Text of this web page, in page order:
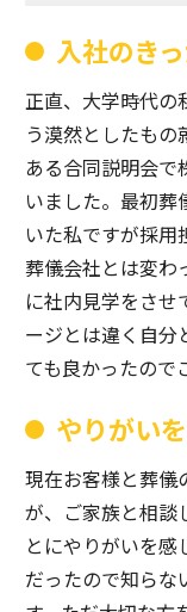
入社のき
正直、大学時代の
う漠然としたも
ある合同説明会
いました。最初葬
いた私ですが採用
葬儀会社とは変わ
に社内見学をさせ
ージとは違く自分
ても良かったので
やりがい
現在お客様と葬儀
が、ご家族と相談
とにやりがいを感
だったので知らな